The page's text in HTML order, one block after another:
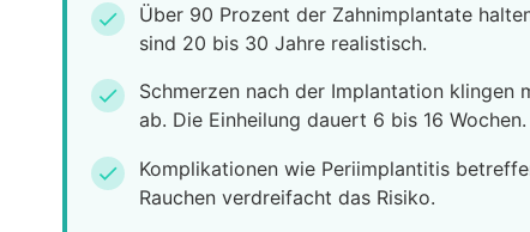
check
Über 90 Prozent der Zahnimplantate
sind 20 bis 30 Jahre realistisch.
check
Schmerzen nach der Implantation klingen
ab. Die Einheilung dauert 6 bis 16 Wochen.
check
Komplikationen wie Periimplantitis
Rauchen verdreifacht das Risiko.